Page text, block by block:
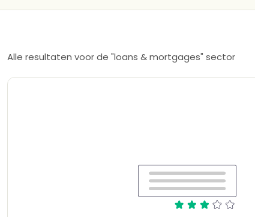
Alle resultaten voor de "loans & mortgages" sector